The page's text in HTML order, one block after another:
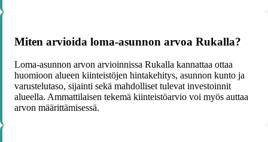
Miten arvioida loma-asunnon arvoa Rukalla?
Loma-asunnon arvon arvioinnissa Rukalla kannattaa ottaa
huomioon alueen kiinteistöjen hintakehitys, asunnon kunto ja
varustelutaso, sijainti sekä mahdolliset tulevat investoinnit
alueella. Ammattilaisen tekemä kiinteistöarvio voi myös auttaa
arvon määrittämisessä.